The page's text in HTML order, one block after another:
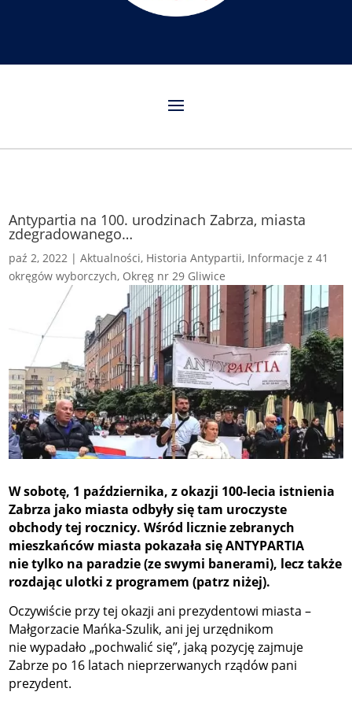
Antypartia na 100. urodzinach Zabrza, miasta
zdegradowanego…
paź 2, 2022 |Aktualności, Historia Antypartii, Informacje z 41
okręgów wyborczych, Okręg nr 29 Gliwice
W sobotę, 1 października, z okazji 100-lecia istnienia
Zabrza jako miasta odbyły się tam uroczyste
obchody tej rocznicy. Wśród licznie zebranych
mieszkańców miasta pokazała się ANTYPARTIA
nie tylko na paradzie (ze swymi banerami), lecz także
rozdając ulotki z programem (patrz niżej).
Oczywiście przy tej okazji ani prezydentowi miasta –
Małgorzacie Mańka-Szulik, ani jej urzędnikom
nie wypadało „pochwalić się”, jaką pozycję zajmuje
Zabrze po 16 latach nieprzerwanych rządów pani
prezydent.